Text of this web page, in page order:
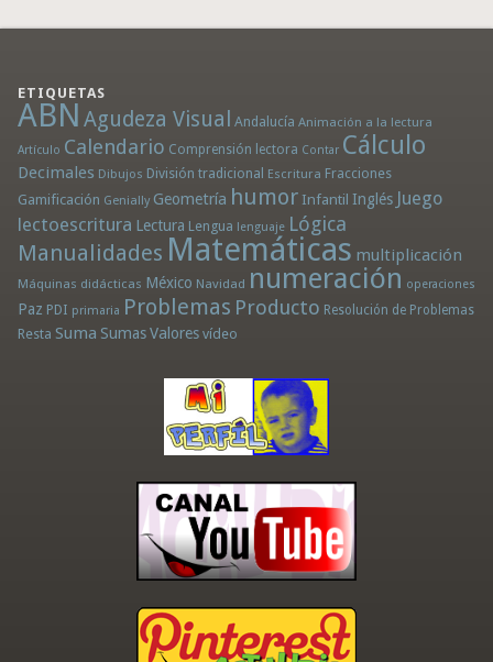
ETIQUETAS
ABN Agudeza Visual Andalucía Animación a la lectura
Artículo Calendario Comprensión lectora Contar Cálculo
Decimales Dibujos División tradicional Escritura Fracciones
Gamificación Genially Geometría humor Infantil Inglés Juego
lectoescritura Lectura Lengua lenguaje Lógica
Manualidades Matemáticas multiplicación
Máquinas didácticas México Navidad numeración operaciones
Paz PDI primaria Problemas Producto Resolución de Problemas
Resta Suma Sumas Valores vídeo